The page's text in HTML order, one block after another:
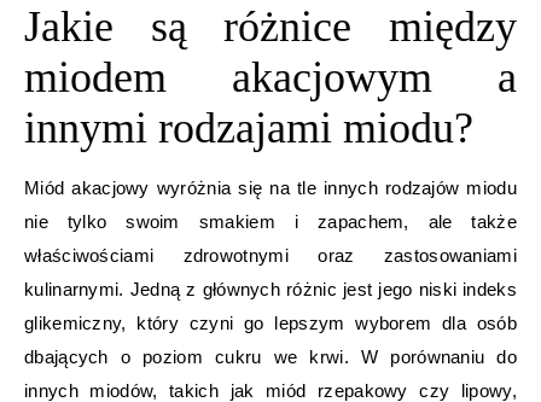
Jakie są różnice między
miodem akacjowym a
innymi rodzajami miodu?
Miód akacjowy wyróżnia się na tle innych rodzajów miodu
nie tylko swoim smakiem i zapachem, ale także
właściwościami zdrowotnymi oraz zastosowaniami
kulinarnymi. Jedną z głównych różnic jest jego niski indeks
glikemiczny, który czyni go lepszym wyborem dla osób
dbających o poziom cukru we krwi. W porównaniu do
innych miodów, takich jak miód rzepakowy czy lipowy,